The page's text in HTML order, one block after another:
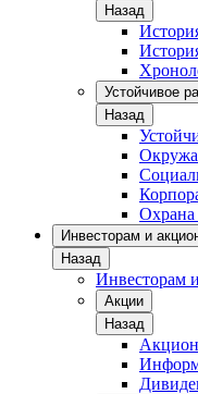
Назад
Устойчивое
Назад
Охрана
Инвесторам и
Назад
Инвесторам
Акции
Назад